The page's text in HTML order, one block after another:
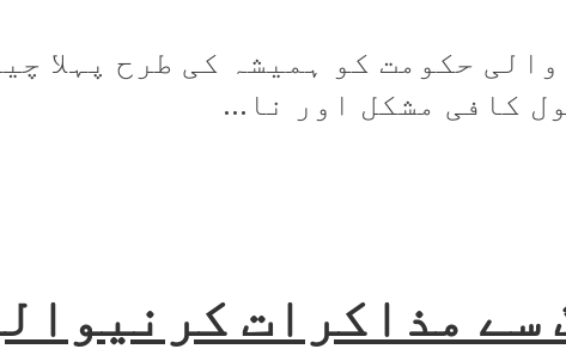
آنے والی حکومت کو ہمیشہ کی طرح پہلا
کافی مشکل اور نا...
سے مذاکرات